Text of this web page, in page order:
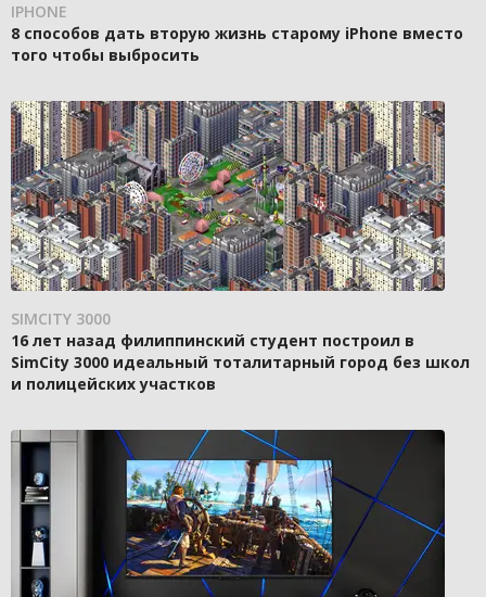
IPHONE
8 способов дать вторую жизнь старому iPhone вместо
того чтобы выбросить
SIMCITY 3000
16 лет назад филиппинский студент построил в
SimCity 3000 идеальный тоталитарный город без школ
и полицейских участков